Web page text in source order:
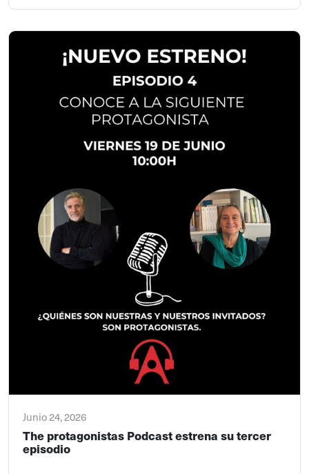
Junio 24, 2026
The protagonistas Podcast estrena su tercer
episodio